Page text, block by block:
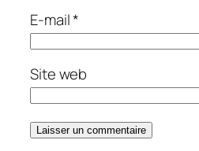
E-mail*
Site web